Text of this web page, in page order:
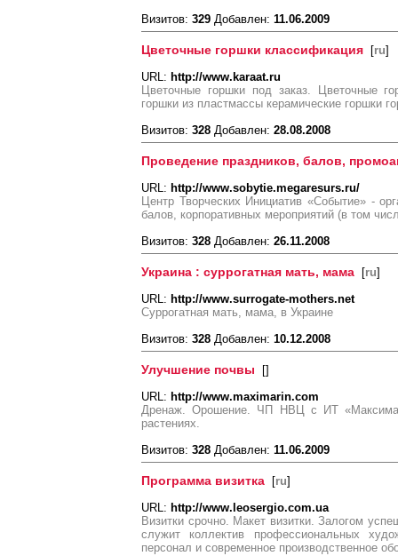
Визитов: 329 Добавлен: 11.06.2009
Цветочные горшки классификация [ru]
URL: http://www.karaat.ru
Цветочные горшки под заказ. Цветочные
горшки из пластмассы керамические горшки
Визитов: 328 Добавлен: 28.08.2008
Проведение праздников, балов,
URL: http://www.sobytie.megaresurs.ru/
Центр Творческих Инициатив «Событие» -
балов, корпоративных мероприятий (в том
Визитов: 328 Добавлен: 26.11.2008
Украина : суррогатная мать, мама [ru]
URL: http://www.surrogate-mothers.net
Суррогатная мать, мама, в Украине
Визитов: 328 Добавлен: 10.12.2008
Улучшение почвы []
URL: http://www.maximarin.com
Дренаж. Орошение. ЧП НВЦ с ИТ
растениях.
Визитов: 328 Добавлен: 11.06.2009
Программа визитка [ru]
URL: http://www.leosergio.com.ua
Визитки срочно. Макет визитки. Залогом
служит коллектив профессиональных
персонал и современное производственное